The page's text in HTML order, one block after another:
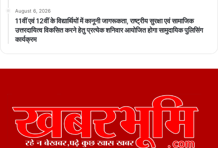
August 6, 2026
11वीं एवं 12वीं के विद्यार्थियों में कानूनी जागरूकता, राष्ट्रीय सुरक्षा एवं सामाजिक
उत्तरदायित्व विकसित करने हेतु प्रत्येक शनिवार आयोजित होगा सामुदायिक पुलिसिंग
कार्यक्रम